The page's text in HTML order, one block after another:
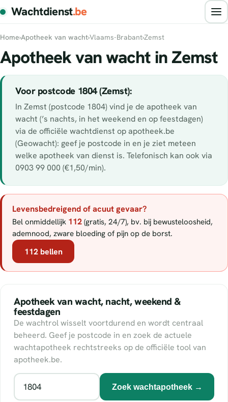
Wachtdienst.be
Home›Apotheek van wacht›Vlaams-Brabant›Zemst
Apotheek van wacht in Zemst
Voor postcode 1804 (Zemst):
In Zemst (postcode 1804) vind je de apotheek van
wacht (’s nachts, in het weekend en op feestdagen)
via de officiële wachtdienst op apotheek.be
(Geowacht): geef je postcode in en je ziet meteen
welke apotheek van dienst is. Telefonisch kan ook via
0903 99 000 (€1,50/min).
Levensbedreigend of acuut gevaar?
Bel onmiddellijk 112 (gratis, 24/7), bv. bij bewusteloosheid,
ademnood, zware bloeding of pijn op de borst.
112 bellen
Apotheek van wacht, nacht, weekend &
feestdagen
De wachtrol wisselt voortdurend en wordt centraal
beheerd. Geef je postcode in en zoek de actuele
wachtapotheek rechtstreeks op de officiële tool van
apotheek.be.
Zoek wachtapotheek →